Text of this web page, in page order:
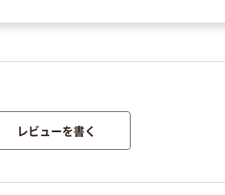
レビューを書く